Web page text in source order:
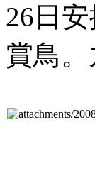
26日
賞鳥